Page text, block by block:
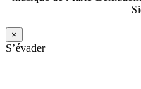
×
S’évader